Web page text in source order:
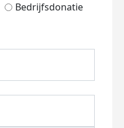
Bedrijfsdonatie